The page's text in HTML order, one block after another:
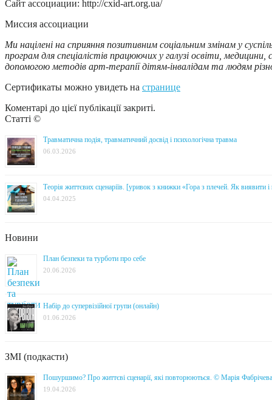
Сайт ассоциации: http://cxid-art.org.ua/
Миссия ассоциации
Ми націлені на сприяння позитивним соціальним змінам у
програм для спеціалістів працюючих у галузі освіти,
допомогою методів арт-терапії дітям-інвалідам та людям
Сертификаты можно увидеть на странице
Коментарі до цієї публікації закриті.
Статті ©
Травматична подія, травматичний досвід і психологічна травма
06.03.2026
Теорія життєвих сценаріїв. [уривок з книжки «Гора з плечей. Як виявити
04.04.2025
Новини
План безпеки та турботи про себе
20.06.2026
Набір до супервізійної групи (онлайн)
01.06.2026
ЗМІ (подкасти)
Пошуршимо? Про життєві сценарії, які повторюються. © Марія
19.04.2026